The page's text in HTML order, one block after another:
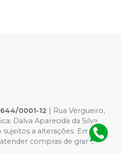
0001-12 | Rua Vergueiro,
Dalva Aparecida da Silva
a alterações. Em caso
compras de grandes